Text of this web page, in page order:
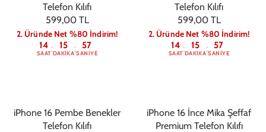
Telefon Kılıfı
599,00 TL
2. Üründe Net %80 İndirim!
14
SAAT: 15
DAKIKA: 56
SANIYE
Telefon Kılıfı
599,00 TL
2. Üründe Net %80 İndirim!
14
SAAT: 15
DAKIKA: 56
SANIYE
iPhone 16 Pembe Benekler
Telefon Kılıfı
iPhone 16 İnce Mika Şeffaf
Premium Telefon Kılıfı